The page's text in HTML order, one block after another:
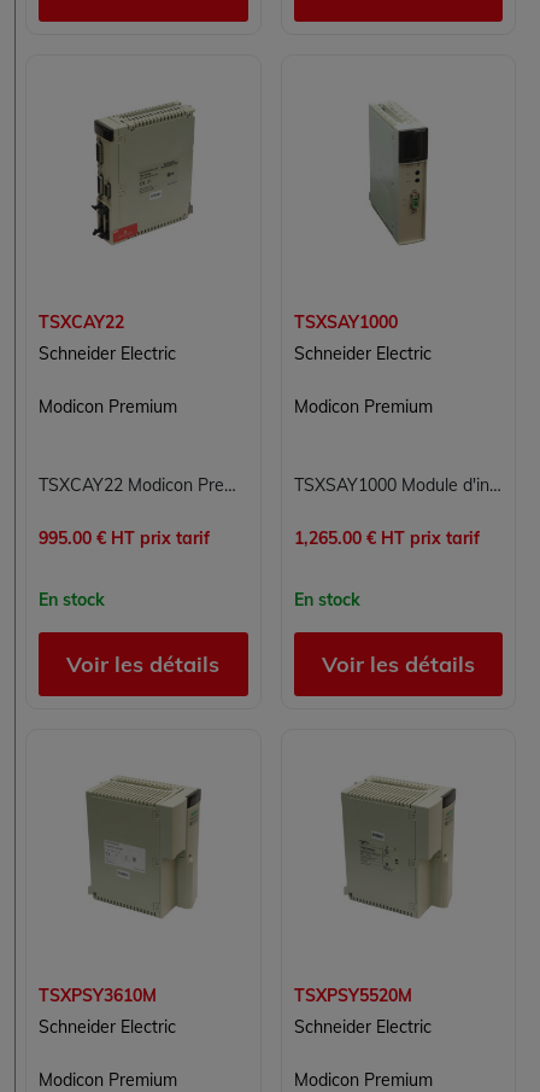
TSXCAY22
Schneider Electric
Modicon Premium
TSXCAY22 Modicon Premium Schneider Electric
995.00 € HT prix tarif
En stock
Voir les détails
TSXSAY1000
Schneider Electric
Modicon Premium
TSXSAY1000 Module d'interface Modicon Premium Schneider Electric
1,265.00 € HT prix tarif
En stock
Voir les détails
TSXPSY3610M
Schneider Electric
Modicon Premium
TSXPSY5520M
Schneider Electric
Modicon Premium